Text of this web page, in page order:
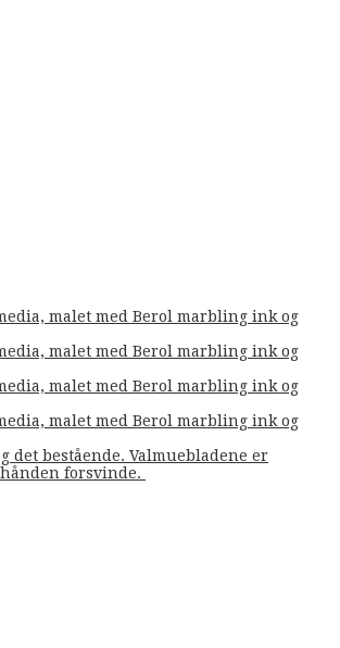
malet med Berol marbling ink og
malet med Berol marbling ink og
malet med Berol marbling ink og
malet med Berol marbling ink og
bestående. Valmuebladene er
forsvinde.